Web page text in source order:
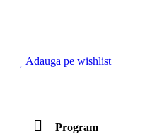
Adauga pe wishlist
Program